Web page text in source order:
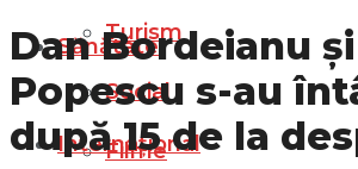
Turism
Social
Filme
Sănătate
Internațional
Dan Bordeianu
Popescu s-au
după 15 de la